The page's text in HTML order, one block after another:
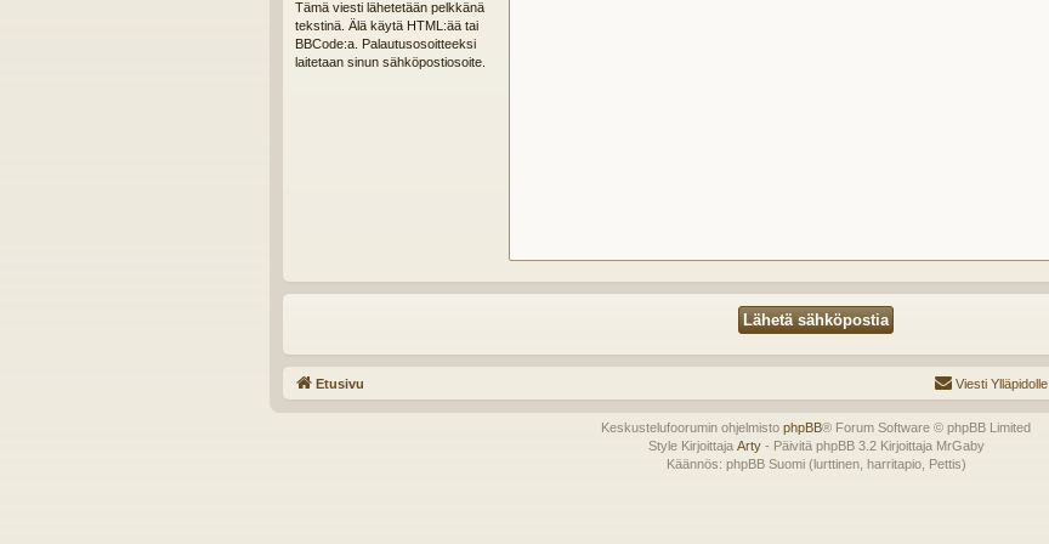
Tämä viesti lähetetään pelkkänä
tekstinä. Älä käytä HTML:ää tai
BBCode:a. Palautusosoitteeksi
laitetaan sinun sähköpostiosoite.
Etusivu Viesti Ylläpidolle
Keskustelufoorumin ohjelmisto phpBB® Forum Software © phpBB Limited
Style Kirjoittaja Arty- Päivitä phpBB 3.2 Kirjoittaja MrGaby
Käännös: phpBB Suomi (lurttinen, harritapio, Pettis)